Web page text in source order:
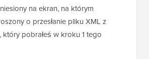
na ekran, na którym
o przesłanie pliku XML z
który pobrałeś w kroku 1 tego